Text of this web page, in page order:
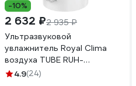
-10%
2 632 ₽2 935 ₽
Ультразвуковой
увлажнитель Royal Clima
воздуха TUBE RUH-
TB300/4.0M-WT
4.9(24)